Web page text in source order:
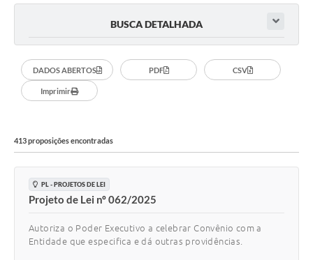
Relatório de Viagens
Diário Oficial
Notas Explicativas de itens do site
BUSCA DETALHADA
DADOS ABERTOS PDF CSV
Imprimir
413 proposições encontradas
PL - PROJETOS DE LEI
Projeto de Lei nº 062/2025
Autoriza o Poder Executivo a celebrar Convênio com a
Entidade que especifica e dá outras providências.